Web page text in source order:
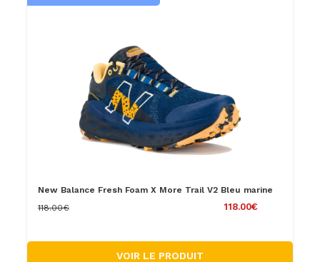
New Balance Fresh Foam X More Trail V2 Bleu marine
118.00€
118.00€
VOIR LE PRODUIT